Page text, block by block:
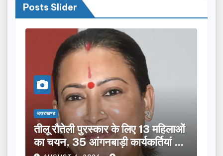
Posts Slider
उत्तराखण्ड
तीलू रौतेली पुरस्कार के लिए 13 महिलाओं
का चयन, 35 आंगनबाड़ी कार्यकर्तियां भी